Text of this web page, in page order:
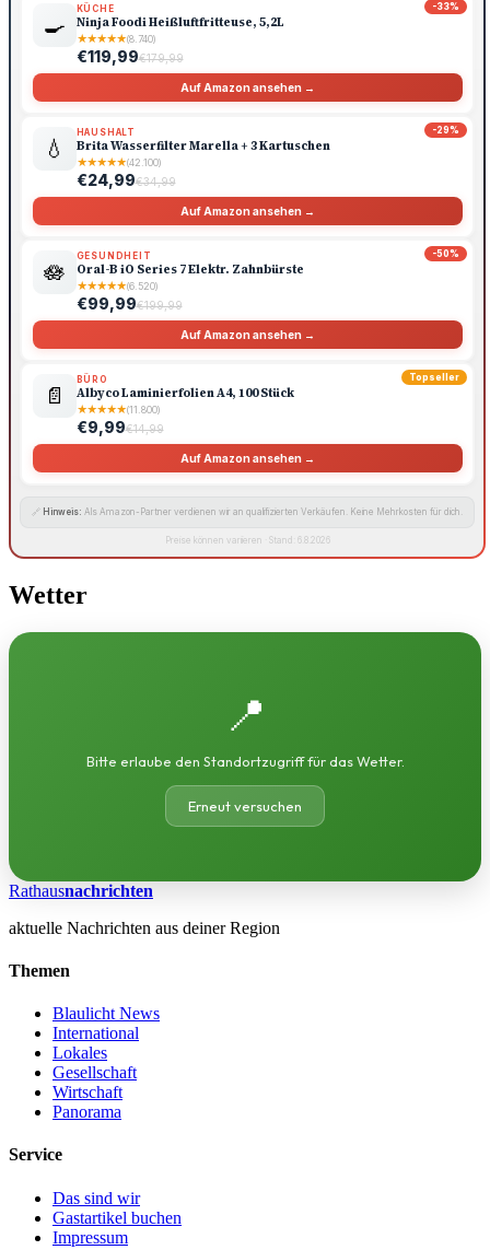
-33%
🍳
KÜCHE
Ninja Foodi Heißluftfritteuse, 5,2L
★★★★★(8.740)
€119,99€179,99
Auf Amazon ansehen →
-29%
💧
HAUSHALT
Brita Wasserfilter Marella + 3 Kartuschen
★★★★★(42.100)
€24,99€34,99
Auf Amazon ansehen →
-50%
🪷
GESUNDHEIT
Oral-B iO Series 7 Elektr. Zahnbürste
★★★★★(6.520)
€99,99€199,99
Auf Amazon ansehen →
Topseller
📄
BÜRO
Albyco Laminierfolien A4, 100 Stück
★★★★★(11.800)
€9,99€14,99
Auf Amazon ansehen →
🔗 Hinweis: Als Amazon-Partner verdienen wir an qualifizierten Verkäufen. Keine Mehrkosten für dich.
Preise können variieren · Stand: 6.8.2026
Wetter
📍
Bitte erlaube den Standortzugriff für das Wetter.
Erneut versuchen
Rathausnachrichten
aktuelle Nachrichten aus deiner Region
Themen
Blaulicht News
International
Lokales
Gesellschaft
Wirtschaft
Panorama
Service
Das sind wir
Gastartikel buchen
Impressum